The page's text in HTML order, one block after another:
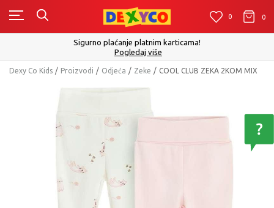
0 0
Sigurno plaćanje platnim karticama!
Pogledaj više
Dexy Co Kids Proizvodi Odjeća Zeke COOL CLUB ZEKA 2KOM MIX